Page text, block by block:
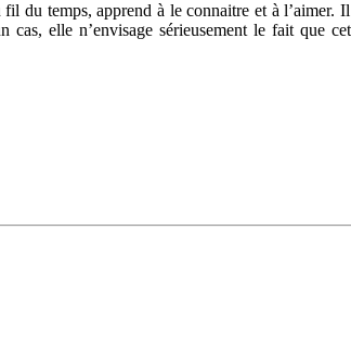
du temps, apprend à le connaitre et à l’aimer.
cas, elle n’envisage sérieusement le fait que